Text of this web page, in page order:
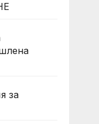
за